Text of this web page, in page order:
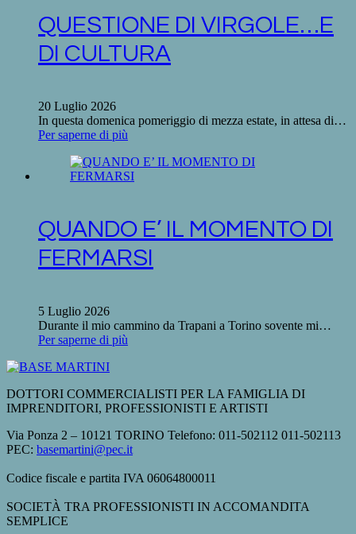
QUESTIONE DI VIRGOLE…E
DI CULTURA
20 Luglio 2026
In questa domenica pomeriggio di mezza estate, in attesa di…
Per saperne di più
QUANDO E’ IL MOMENTO DI
FERMARSI
5 Luglio 2026
Durante il mio cammino da Trapani a Torino sovente mi…
Per saperne di più
DOTTORI COMMERCIALISTI PER LA FAMIGLIA DI
IMPRENDITORI, PROFESSIONISTI E ARTISTI
Via Ponza 2 – 10121 TORINO Telefono: 011-502112 011-502113
PEC: basemartini@pec.it
Codice fiscale e partita IVA 06064800011
SOCIETÀ TRA PROFESSIONISTI IN ACCOMANDITA
SEMPLICE